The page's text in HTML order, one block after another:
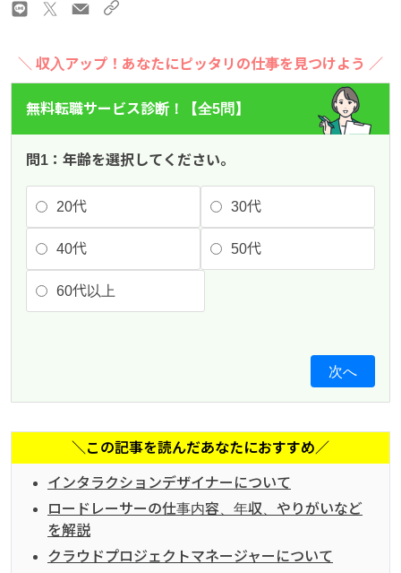
＼ 収入アップ！あなたにピッタリの仕事を見つけよう ／
無料転職サービス診断！【全5問】
問1：年齢を選択してください。
20代 30代
40代 50代
60代以上
次へ
＼この記事を読んだあなたにおすすめ／
インタラクションデザイナーについて
ロードレーサーの仕事内容、年収、やりがいなど
を解説
クラウドプロジェクトマネージャーについて